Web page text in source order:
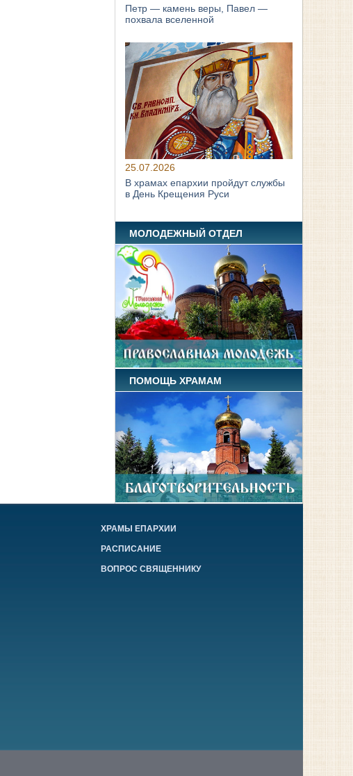
Петр — камень веры, Павел —
похвала вселенной
25.07.2026
В храмах епархии пройдут службы
в День Крещения Руси
МОЛОДЕЖНЫЙ ОТДЕЛ
ПОМОЩЬ ХРАМАМ
ХРАМЫ ЕПАРХИИ
РАСПИСАНИЕ
ВОПРОС СВЯЩЕННИКУ